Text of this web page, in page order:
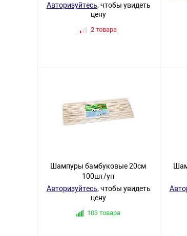
Авторизуйтесь, чтобы увидеть
цену
2 товара
Шампуры бамбуковые 20см
100шт/уп
Авторизуйтесь, чтобы увидеть
цену
103 товара